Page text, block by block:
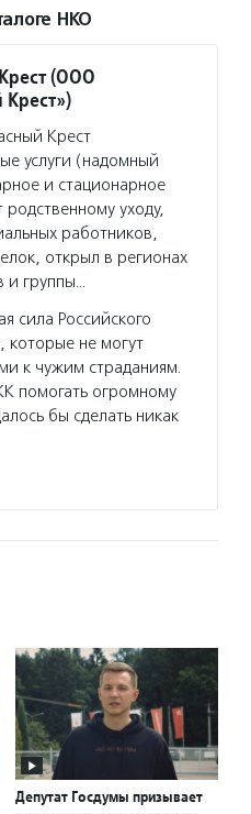
НКО
(ООО
Крест
услуги (надомный
и стационарное
уходу,
работников,
открыл в регионах
и группы…
сила Российского
которые не могут
к чужим страданиям.
помогать огромному
бы сделать никак
Депутат Госдумы призывает